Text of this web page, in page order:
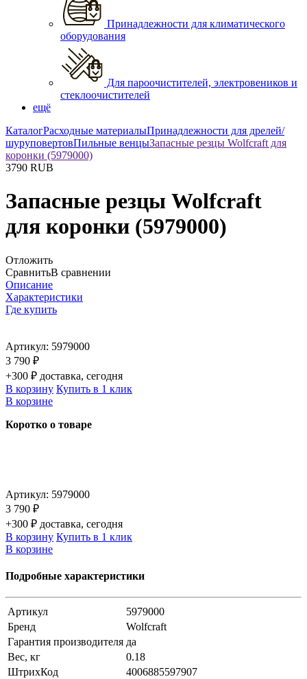
Принадлежности для климатического
оборудования
Для пароочистителей, электровеников и
стеклоочистителей
ещё
КаталогРасходные материалыПринадлежности для дрелей/
шуруповертовПильные венцыЗапасные резцы Wolfcraft для
коронки (5979000)
3790 RUB
Запасные резцы Wolfcraft
для коронки (5979000)
Отложить
СравнитьВ сравнении
Описание
Характеристики
Где купить
Артикул: 5979000
3 790 ₽
+300 ₽ доставка, сегодня
В корзину Купить в 1 клик
В корзине
Коротко о товаре
Артикул: 5979000
3 790 ₽
+300 ₽ доставка, сегодня
В корзину Купить в 1 клик
В корзине
Подробные характеристики
Артикул
5979000
Бренд
Wolfcraft
Гарантия производителя да
Вес, кг
0.18
ШтрихКод
4006885597907